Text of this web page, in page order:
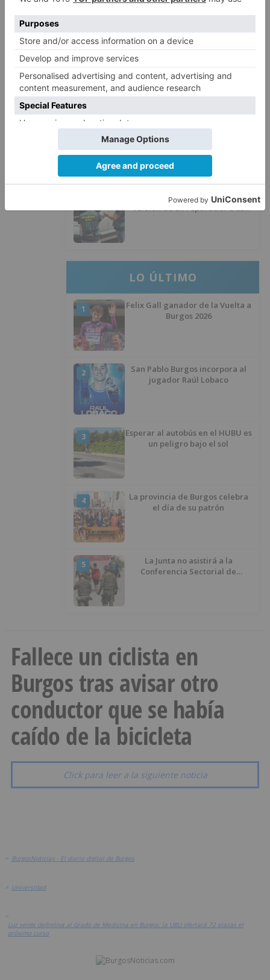
Villatoro da el primer paso para
dejar atrás su aislamiento con el
ciclista
3
Un hombre de 80 años resulta
herido en Burgos tras la colisión
entre un turismo y un camión
el día de su patrón
La Guardia Civil desmonta la
versión de un repartidor tras
LO ÚLTIMO
1
Felix Gall ganador de la Vuelta a
Burgos 2026
2
San Pablo Burgos incorpora al
jugador Raúl Lobaco
3
Esperar al autobús en el HUBU es
un peligro bajo el sol
4
La provincia de Burgos celebra
el día de su patrón
5
La Junta no asistirá a la
Conferencia Sectorial de
Fallece un ciclista en
Burgos tras avisar otro
conductor que se había
caído de la bicicleta
Click para leer a la siguiente noticia
> BurgosNoticias - El diario digital de Burgos
> Universidad
>
Luz verde definitiva al Grado de Medicina en Burgos: la UBU ofertará 72 plazas el
próximo curso